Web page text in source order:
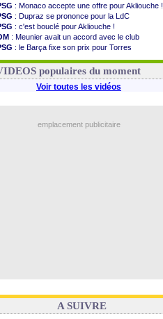
: Monaco accepte une offre pour Akliouche !
: Dupraz se prononce pour la LdC
: c'est bouclé pour Akliouche !
: Meunier avait un accord avec le club
: le Barça fixe son prix pour Torres
: Torres souhaite rejoindre le PSG !
populaires du moment
Voir toutes les vidéos
emplacement publicitaire
A SUIVRE